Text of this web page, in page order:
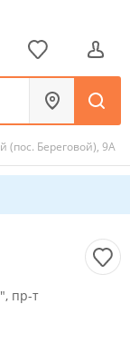
(пос. Береговой), 9А
пр-т